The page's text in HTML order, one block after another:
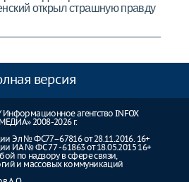
версия
Информационное агентство INFOX
2008-2026 г.
Эл № ФС77–67816 от 28.11.2016. 16+
ИА № ФС 77 - 61863 от 18.05.2015 16+
по надзору в сфере связи,
и массовых коммуникаций